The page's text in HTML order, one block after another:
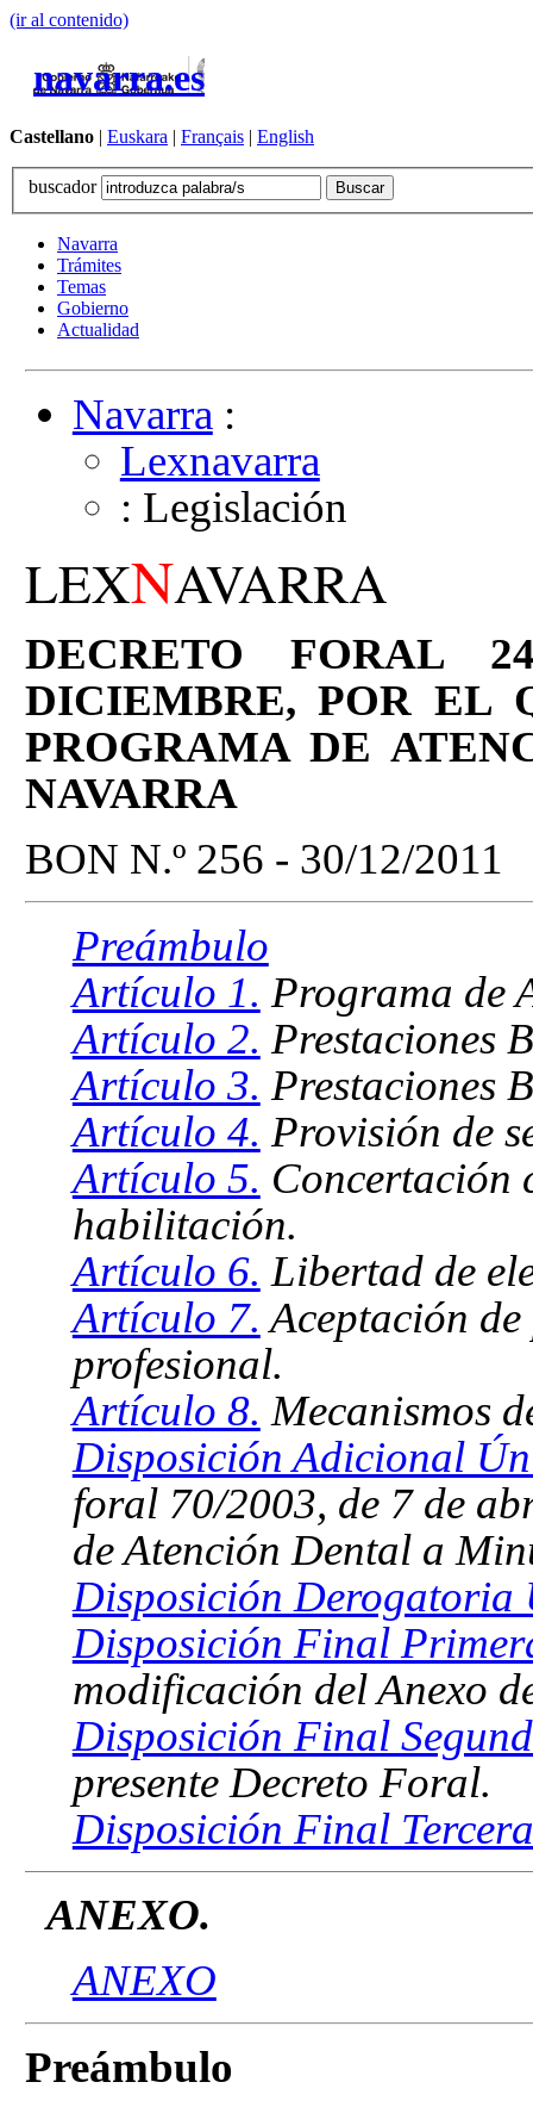
(ir al contenido)
navarra.es
Castellano | Euskara | Français | English
buscador
Navarra
Trámites
Temas
Gobierno
Actualidad
Navarra:
Lexnavarra
: Legislación
LEXNAVARRA
DECRETO FORAL
DICIEMBRE, POR EL
PROGRAMA DE
NAVARRA
BON N.º 256 - 30/12/2011
Preámbulo
Artículo 1. Programa de
Artículo 2. Prestaciones
Artículo 3. Prestaciones
Artículo 4. Provisión de
Artículo 5. Concertación
habilitación.
Artículo 6. Libertad de
Artículo 7. Aceptación
profesional.
Artículo 8. Mecanismos
Disposición Adicional
foral 70/2003, de 7 de
de Atención Dental a
Disposición Derogatoria
Disposición Final
modificación del Anexo
Disposición Final
presente Decreto Foral.
Disposición Final
ANEXO.
ANEXO
Preámbulo